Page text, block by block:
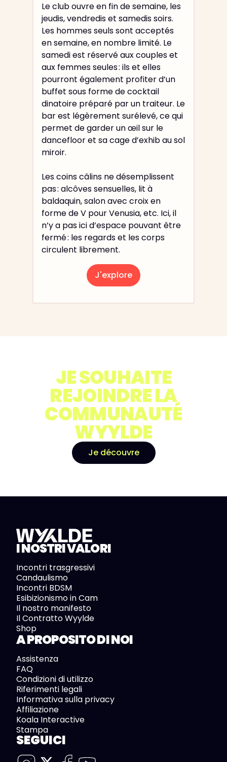
Le club ouvre en fin de semaine, les
jeudis, vendredis et samedis soirs.
Les hommes seuls sont acceptés
en semaine, en nombre limité. Le
samedi est réservé aux couples et
aux femmes seules : ils et elles
pourront également profiter d’un
buffet sous forme de cocktail
dinatoire préparé par un traiteur. Le
bar est légèrement surélevé, ce qui
permet de garder un œil sur le
dancefloor et sa cage d’exhib au sol
miroir.
Les coins câlins ne désemplissent
pas : alcôves sensuelles, lit à
baldaquin, salon avec croix en
forme de V pour Venusia, etc. Ici, il
n’y a pas ici d’espace pouvant être
fermé : les regards et les corps
circulent librement.
J'explore
JE SOUHAITE
REJOINDRE LA
COMMUNAUTÉ
WYYLDE
Je découvre
I NOSTRI VALORI
Incontri trasgressivi
Candaulismo
Incontri BDSM
Esibizionismo in Cam
Il nostro manifesto
Il Contratto Wyylde
Shop
A PROPOSITO DI NOI
Assistenza
FAQ
Condizioni di utilizzo
Riferimenti legali
Informativa sulla privacy
Affiliazione
Koala Interactive
Stampa
SEGUICI